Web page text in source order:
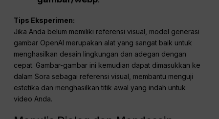
Sertakan berkas gambar sebagaireferensi_input
parameter dalam POST Anda/video permintaan.
Pastikan gambar sesuai dengan resolusi
(ukuran) video target.
Format file yang didukung adalah: